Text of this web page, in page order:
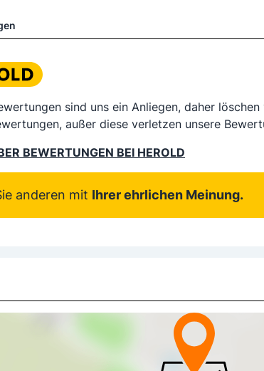
sind uns ein Anliegen, daher
außer diese verletzen unsere
BEWERTUNGEN BEI HEROLD
anderen mit Ihrer ehrlichen Meinung.